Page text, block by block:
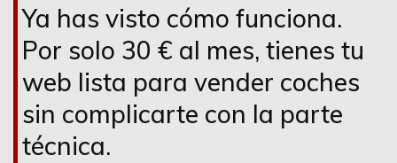
Ya has visto cómo funciona.
Por solo 30 € al mes, tienes tu
web lista para vender coches
sin complicarte con la parte
técnica.